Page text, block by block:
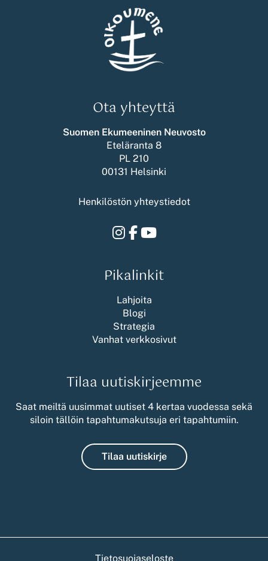
Ota yhteyttä
Suomen Ekumeeninen Neuvosto
Eteläranta 8
PL 210
00131 Helsinki
Henkilöstön yhteystiedot
Instagram
Facebook
Youtube
Pikalinkit
Lahjoita
Blogi
Strategia
Vanhat verkkosivut
Tilaa uutiskirjeemme
Saat meiltä uusimmat uutiset 4 kertaa vuodessa sekä
siloin tällöin tapahtumakutsuja eri tapahtumiin.
Tilaa uutiskirje
Tietosuojaseloste